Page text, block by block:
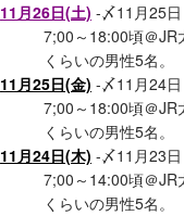
11月26日(土) -〆11月25
7;00～18:00頃＠JR
くらいの男性5名。
11月25日(金) -〆11月24
7;00～18:00頃＠JR
くらいの男性5名。
11月24日(木) -〆11月23
7;00～14:00頃＠JR
くらいの男性5名。